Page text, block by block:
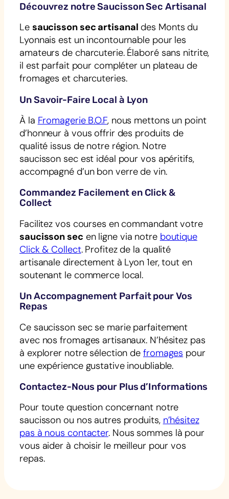
Découvrez notre Saucisson Sec Artisanal
Le saucisson sec artisanal des Monts du
Lyonnais est un incontournable pour les
amateurs de charcuterie. Élaboré sans nitrite,
il est parfait pour compléter un plateau de
fromages et charcuteries.
Un Savoir-Faire Local à Lyon
À la Fromagerie B.O.F, nous mettons un point
d’honneur à vous offrir des produits de
qualité issus de notre région. Notre
saucisson sec est idéal pour vos apéritifs,
accompagné d’un bon verre de vin.
Commandez Facilement en Click &
Collect
Facilitez vos courses en commandant votre
saucisson sec en ligne via notre boutique
Click & Collect. Profitez de la qualité
artisanale directement à Lyon 1er, tout en
soutenant le commerce local.
Un Accompagnement Parfait pour Vos
Repas
Ce saucisson sec se marie parfaitement
avec nos fromages artisanaux. N’hésitez pas
à explorer notre sélection de fromages pour
une expérience gustative inoubliable.
Contactez-Nous pour Plus d’Informations
Pour toute question concernant notre
saucisson ou nos autres produits, n’hésitez
pas à nous contacter. Nous sommes là pour
vous aider à choisir le meilleur pour vos
repas.